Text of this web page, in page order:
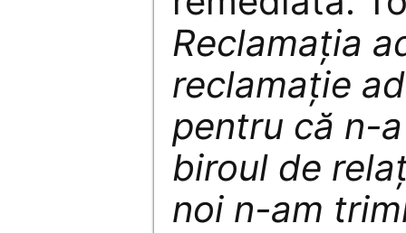
Reclamația
reclamație
pentru că n-
biroul de
noi n-am